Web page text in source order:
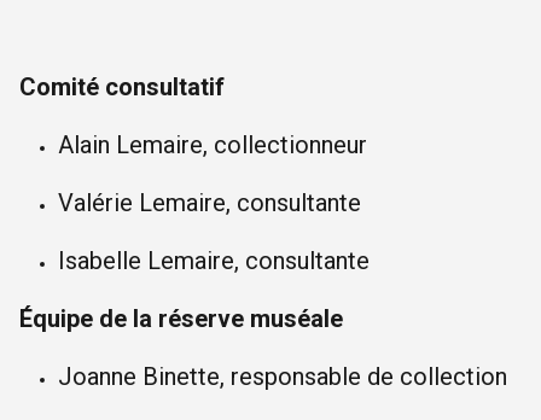
Comité consultatif
Alain Lemaire, collectionneur
Valérie Lemaire, consultante
Isabelle Lemaire, consultante
Équipe de la réserve muséale
Joanne Binette, responsable de collection